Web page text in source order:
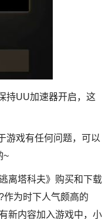
持UU加速器开启，这
游戏有任何问题，可以
~
离塔科夫》购买和下载
作为时下人气颇高的
新内容加入游戏中，小